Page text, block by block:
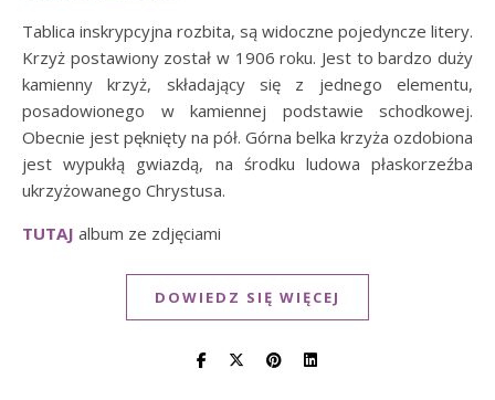
Tablica inskrypcyjna rozbita, są widoczne pojedyncze litery.
Krzyż postawiony został w 1906 roku. Jest to bardzo duży
kamienny krzyż, składający się z jednego elementu,
posadowionego w kamiennej podstawie schodkowej.
Obecnie jest pęknięty na pół. Górna belka krzyża ozdobiona
jest wypukłą gwiazdą, na środku ludowa płaskorzeźba
ukrzyżowanego Chrystusa.
TUTAJ album ze zdjęciami
DOWIEDZ SIĘ WIĘCEJ